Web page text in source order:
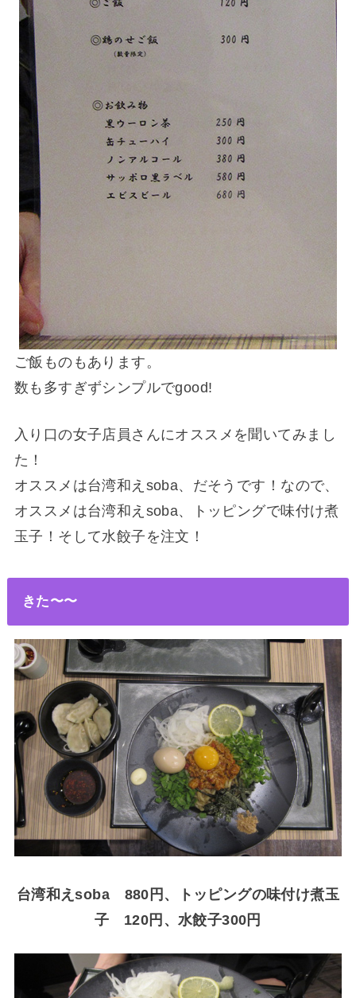
ご飯ものもあります。
数も多すぎずシンプルでgood!
入り口の女子店員さんにオススメを聞いてみまし
た！
オススメは台湾和えsoba、だそうです！なので、
オススメは台湾和えsoba、トッピングで味付け煮
玉子！そして水餃子を注文！
きた〜〜
台湾和えsoba 880円、トッピングの味付け煮玉
子 120円、水餃子300円